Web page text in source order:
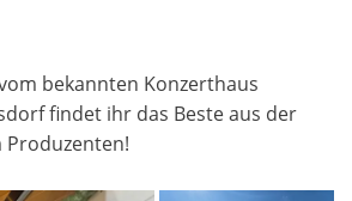
bekannten Konzerthaus
findet ihr das Beste aus der
Produzenten!